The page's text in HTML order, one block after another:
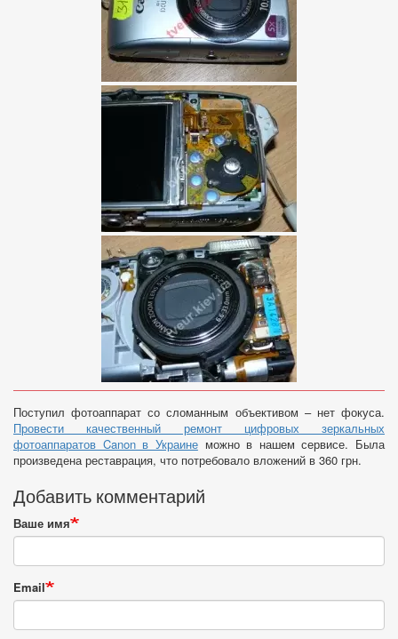
Поступил фотоаппарат со сломанным объективом – нет фокуса.
Провести качественный ремонт цифровых зеркальных
фотоаппаратов Canon в Украинеможно в нашем сервисе. Была
произведена реставрация, что потребовало вложений в 360 грн.
Добавить комментарий
Ваше имя
Email